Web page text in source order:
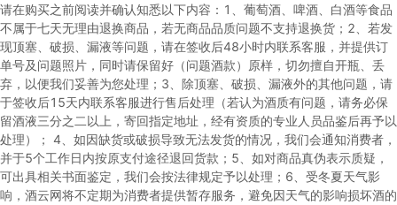
请在购买之前阅读并确认知悉以下内容： 1、葡萄酒、啤酒、白酒等食品
不属于七天无理由退换商品，若无商品品质问题不支持退换货； 2、若发
现顶塞、破损、漏液等问题，请在签收后48小时内联系客服，并提供订
单号及问题照片，同时请保留好（问题酒款）原样，切勿擅自开瓶、丢
弃，以便我们妥善为您处理； 3、除顶塞、破损、漏液外的其他问题，请
于签收后15天内联系客服进行售后处理（若认为酒质有问题，请务必保
留酒液三分之二以上，寄回指定地址，经有资质的专业人员品鉴后再予以
处理）； 4、如因缺货或破损导致无法发货的情况，我们会通知消费者，
并于5个工作日内按原支付途径退回货款； 5、如对商品真伪表示质疑，
可出具相关书面鉴定，我们会按法律规定予以处理； 6、受冬夏天气影
响，酒云网将不定期为消费者提供暂存服务，避免因天气的影响损坏酒的